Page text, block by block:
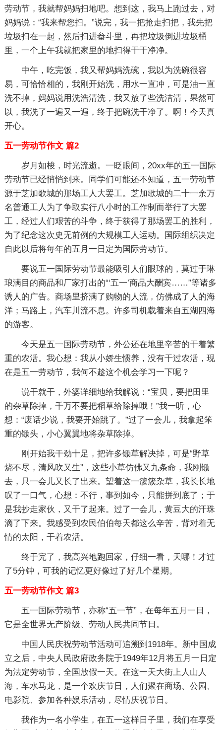
劳动节，我就帮妈妈扫地吧。想到这，我马上跑过去，对
妈妈说：“我来帮您扫。”说完，我一把抢走扫把，我先把
垃圾扫在一起，然后扫进畚斗里，再把垃圾倒进垃圾桶
里，一个上午我就把家里的地扫得干干净净。
中午，吃完饭，我又帮妈妈洗碗，我以为洗碗很容
易，可恰恰相的，我刚开始洗，用水一直冲，可是油一直
洗不掉，妈妈说用洗浩清洗，我又放了些洗洁清，果然可
以，我洗了一遍又一遍，终于把碗洗干净了。啊！今天真
开心。
五一劳动节作文 篇2
岁月如梭，时光流逝。一眨眼间，20xx年的五一国际
劳动节已经悄悄到来。同学们可能还不知道，五一劳动节
源于芝加歌城的那场工人大罢工。芝加歌城的二十一余万
名普通工人为了争取实行八小时的工作制而举行了大罢
工，经过人们艰苦的斗争，终于获得了那场罢工的胜利，
为了纪念这次史无前例的大规模工人运动。国际组织决定
自此以后将每年的五月一日定为国际劳动节。
要说五一国际劳动节最能吸引人们眼球的，莫过于琳
琅满目的商品和厂家打出的“‘五一’商品大酬宾……”等诸多
诱人的广告。商场里挤满了购物的人流，仿佛成了人的海
洋；马路上，汽车川流不息。许多司机载着来自五湖四海
的游客。
今天是五一国际劳动节，外公还在地里辛苦的干着繁
重的农活。我心想：我从小娇生惯养，没有干过农活，现
在是五一劳动节，我何不趁这个机会学习一下呢？
说干就干，外婆详细地给我解说：“宝贝，要把田里
的杂草除掉，千万不要把稻草给除掉哦！”我一听，心
想：“废话少说，我要开始跳了。”过了一会儿，我拿起笨
重的锄头，小心翼翼地将杂草除掉。
刚开始我干劲十足，把许多锄草解决掉，可是“野草
烧不尽，清风吹又生”，这些小草仿佛又九条命，我刚锄
去，只一会儿又长了出来。望着这一簇簇杂草，我长长地
叹了一口气，心想：不行，事到如今，只能拼到底了；于
是我抄走家伙，又干了起来。过了一会儿，黄豆大的汗珠
滴了下来。我感受到农民伯伯每天都这么辛苦，背对着无
情的太阳，干着农活。
终于完了，我高兴地跑回家，仔细一看，天哪！才过
了5分钟，可我的记忆更好像过了好几个星期。
五一劳动节作文 篇3
五一国际劳动节，亦称“五一节”，在每年五月一日，
它是全世界无产阶级、劳动人民共同节日。
中国人民庆祝劳动节活动可追溯到1918年。新中国成
立之后，中央人民政府政务院于1949年12月将五月一日定
为法定劳动节，全国放假一天。在这一天大街上人山人
海，车水马龙，是一个欢庆节日，人们聚在商场、公园、
电影院、参加各种娱乐活动，尽情庆祝节日。
我作为一名小学生，在五一这样日子里，我们在享受